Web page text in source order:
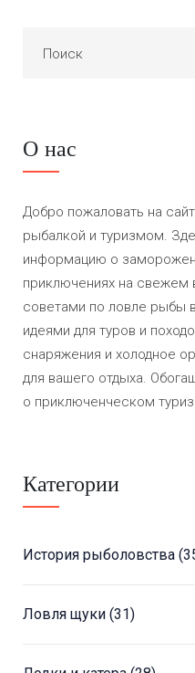
О нас
Добро пожаловать на
рыбалкой и туризмом.
информацию о
приключениях на свежем
советами по ловле рыбы
идеями для туров и
снаряжения и холодное
для вашего отдыха.
о приключенческом
Категории
История рыболовства
Ловля щуки (31)